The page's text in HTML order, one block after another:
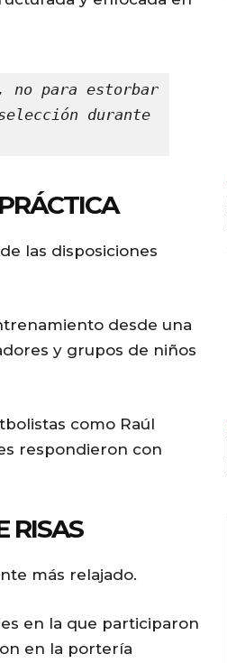
no para estorbar
durante
las disposiciones
desde una
y grupos de niños
como Raúl
respondieron con
RISAS
más relajado.
en la que participaron
en la portería